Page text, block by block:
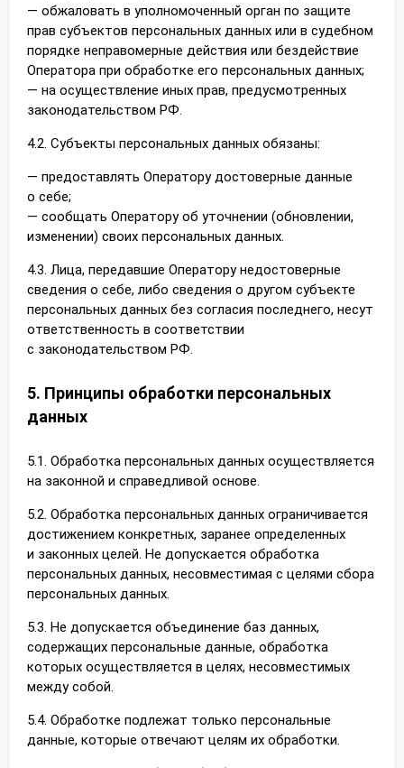
— обжаловать в уполномоченный орган по защите
прав субъектов персональных данных или в судебном
порядке неправомерные действия или бездействие
Оператора при обработке его персональных данных;
— на осуществление иных прав, предусмотренных
законодательством РФ.
4.2. Субъекты персональных данных обязаны:
— предоставлять Оператору достоверные данные
о себе;
— сообщать Оператору об уточнении (обновлении,
изменении) своих персональных данных.
4.3. Лица, передавшие Оператору недостоверные
сведения о себе, либо сведения о другом субъекте
персональных данных без согласия последнего, несут
ответственность в соответствии
с законодательством РФ.
5. Принципы обработки персональных
данных
5.1. Обработка персональных данных осуществляется
на законной и справедливой основе.
5.2. Обработка персональных данных ограничивается
достижением конкретных, заранее определенных
и законных целей. Не допускается обработка
персональных данных, несовместимая с целями сбора
персональных данных.
5.3. Не допускается объединение баз данных,
содержащих персональные данные, обработка
которых осуществляется в целях, несовместимых
между собой.
5.4. Обработке подлежат только персональные
данные, которые отвечают целям их обработки.